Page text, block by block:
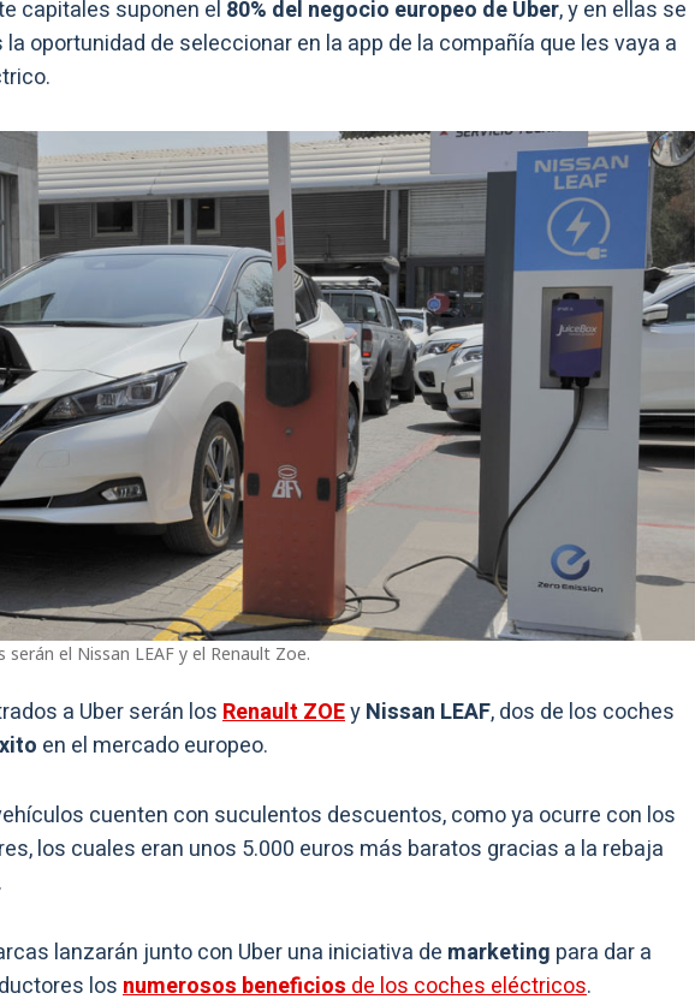
capitales suponen el 80% del negocio europeo de Uber, y en ellas se
oportunidad de seleccionar en la app de la compañía que les vaya a
el Nissan LEAF y el Renault Zoe.
a Uber serán losRenault ZOEyNissan LEAF, dos de los coches
en el mercado europeo.
cuenten con suculentos descuentos, como ya ocurre con los
los cuales eran unos 5.000 euros más baratos gracias a la rebaja
lanzarán junto con Uber una iniciativa de marketing para dar a
losnumerosos beneficiosde los coches eléctricos.